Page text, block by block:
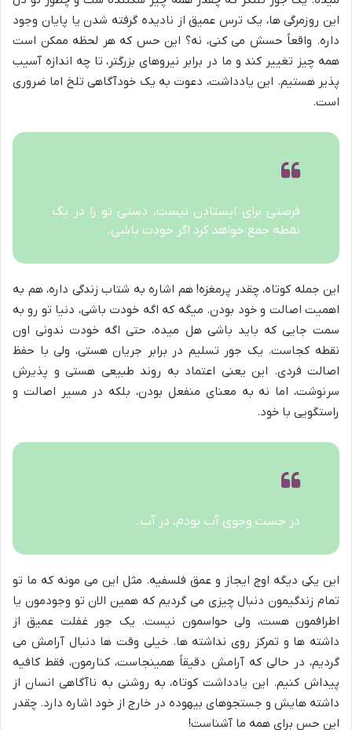
این روزمرگی ها، یک ترس عمیق از نادیده گرفته شدن یا پایان وجود
داره. واقعاً حسش می کنی، نه؟ این حس که هر لحظه ممکن است
همه چیز تغییر کند و ما در برابر نیروهای بزرگتر، تا چه اندازه آسیب
پذیر هستیم. این یادداشت، دعوت به یک خودآگاهی تلخ اما ضروری
است.
فرصتی برای ایستادن نیست، دستی تو را در یک
نقطه جمع خواهد کرد اگر خودت باشی.
این جمله کوتاه، چقدر پرمغزه! هم اشاره به شتاب زندگی داره، هم به
اهمیت اصالت و خود بودن. میگه که اگه خودت باشی، دنیا تو رو به
سمت جایی که باید باشی هل میده، حتی اگه خودت ندونی اون
نقطه کجاست. یک جور تسلیم در برابر جریان هستی، ولی با حفظ
اصالت فردی. این یعنی اعتماد به روند طبیعی هستی و پذیرش
سرنوشت، اما نه به معنای منفعل بودن، بلکه در مسیر اصالت و
راستگویی با خود.
در جست وجوی آب بودم، در آب.
این یکی دیگه اوج ایجاز و عمق فلسفیه. مثل این می مونه که ما تو
تمام زندگیمون دنبال چیزی می گردیم که همین الان تو وجودمون یا
اطرافمون هست، ولی حواسمون نیست. یک جور غفلت عمیق از
داشته ها و تمرکز روی نداشته ها. خیلی وقت ها دنبال آرامش می
گردیم، در حالی که آرامش دقیقاً همینجاست، کنارمون، فقط کافیه
پیداش کنیم. این یادداشت کوتاه، به روشنی به ناآگاهی انسان از
داشته هایش و جستجوهای بیهوده در خارج از خود اشاره دارد. چقدر
این حس برای همه ما آشناست!